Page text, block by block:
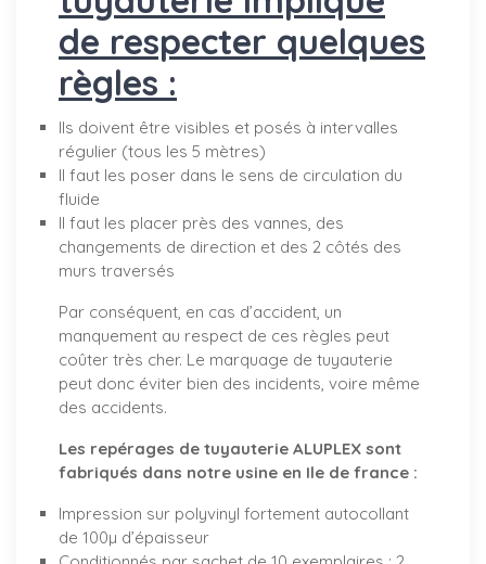
de respecter quelques
règles :
Ils doivent être visibles et posés à intervalles
régulier (tous les 5 mètres)
Il faut les poser dans le sens de circulation du
fluide
Il faut les placer près des vannes, des
changements de direction et des 2 côtés des
murs traversés
Par conséquent, en cas d’accident, un
manquement au respect de ces règles peut
coûter très cher. Le marquage de tuyauterie
peut donc éviter bien des incidents, voire même
des accidents.
Les repérages de tuyauterie ALUPLEX sont
fabriqués dans notre usine en Ile de france :
Impression sur polyvinyl fortement autocollant
de 100µ d’épaisseur